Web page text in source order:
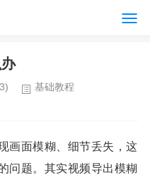
基础教程
画面模糊、细节丢失，这
问题。其实视频导出模糊